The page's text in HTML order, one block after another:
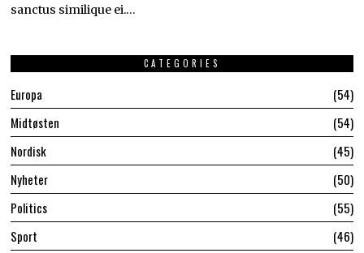
sanctus similique ei.…
CATEGORIES
Europa
54
Midtøsten
54
Nordisk
45
Nyheter
50
Politics
55
Sport
46